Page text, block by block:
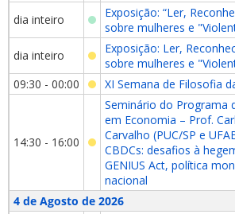
dia inteiro
Exposição: “Ler,
sobre mulheres e
dia inteiro
Exposição: Ler,
sobre mulheres e
09:30 - 00:00
XI Semana de Filosofia
14:30 - 16:00
Seminário do Programa
em Economia – Prof.
Carvalho (PUC/SP e
CBDCs: desafios à
GENIUS Act, política
nacional
4 de Agosto de 2026